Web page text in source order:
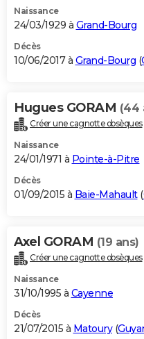
Naissance
24/03/1929 à Grand-Bourg
Décès
10/06/2017 à Grand-Bourg (
Hugues GORAM (44
Créer une cagnotte obsèques
Naissance
24/01/1971 à Pointe-à-Pitre
Décès
01/09/2015 à Baie-Mahault(
Axel GORAM (19 ans)
Créer une cagnotte obsèques
Naissance
31/10/1995 à Cayenne
Décès
21/07/2015 à Matoury(